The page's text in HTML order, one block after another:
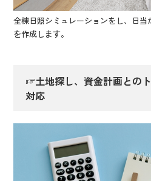
全棟日照シミュレーションをし、日
を作成します。
☞土地探し、資金計画との
対応